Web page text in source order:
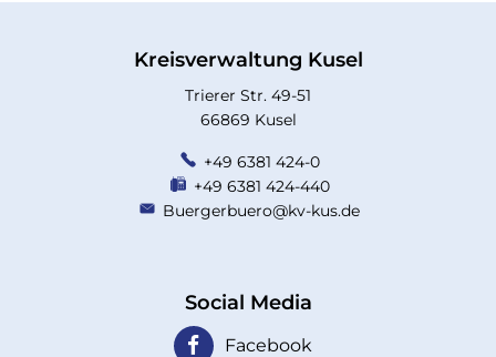
Kreisverwaltung Kusel
Trierer Str. 49-51
66869 Kusel
+49 6381 424-0
+49 6381 424-440
Buergerbuero@kv-kus.de
Social Media
Facebook